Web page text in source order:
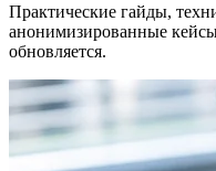
Практические гайды,
анонимизированные
обновляется.